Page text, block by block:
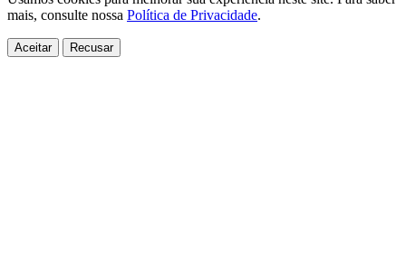
mais, consulte nossa Política de Privacidade.
Aceitar Recusar